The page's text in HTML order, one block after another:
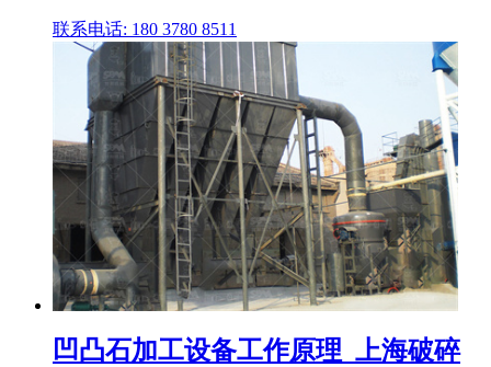
联系电话: 180 3780 8511
凹凸石加工设备工作原理_上海破碎